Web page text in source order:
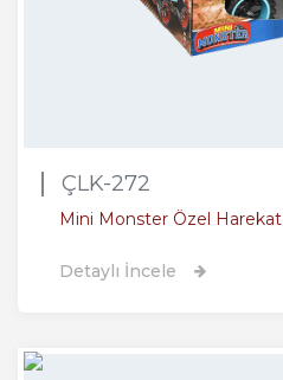
ÇLK-272
Mini Monster Özel Harekat
Detaylı İncele